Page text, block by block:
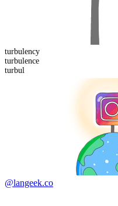
turbulency
turbulence
turbul
@langeek.co